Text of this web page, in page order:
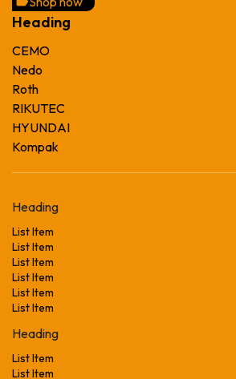
Heading
CEMO
Nedo
Roth
RIKUTEC
HYUNDAI
Kompak
Heading
List Item
List Item
List Item
List Item
List Item
List Item
Heading
List Item
List Item